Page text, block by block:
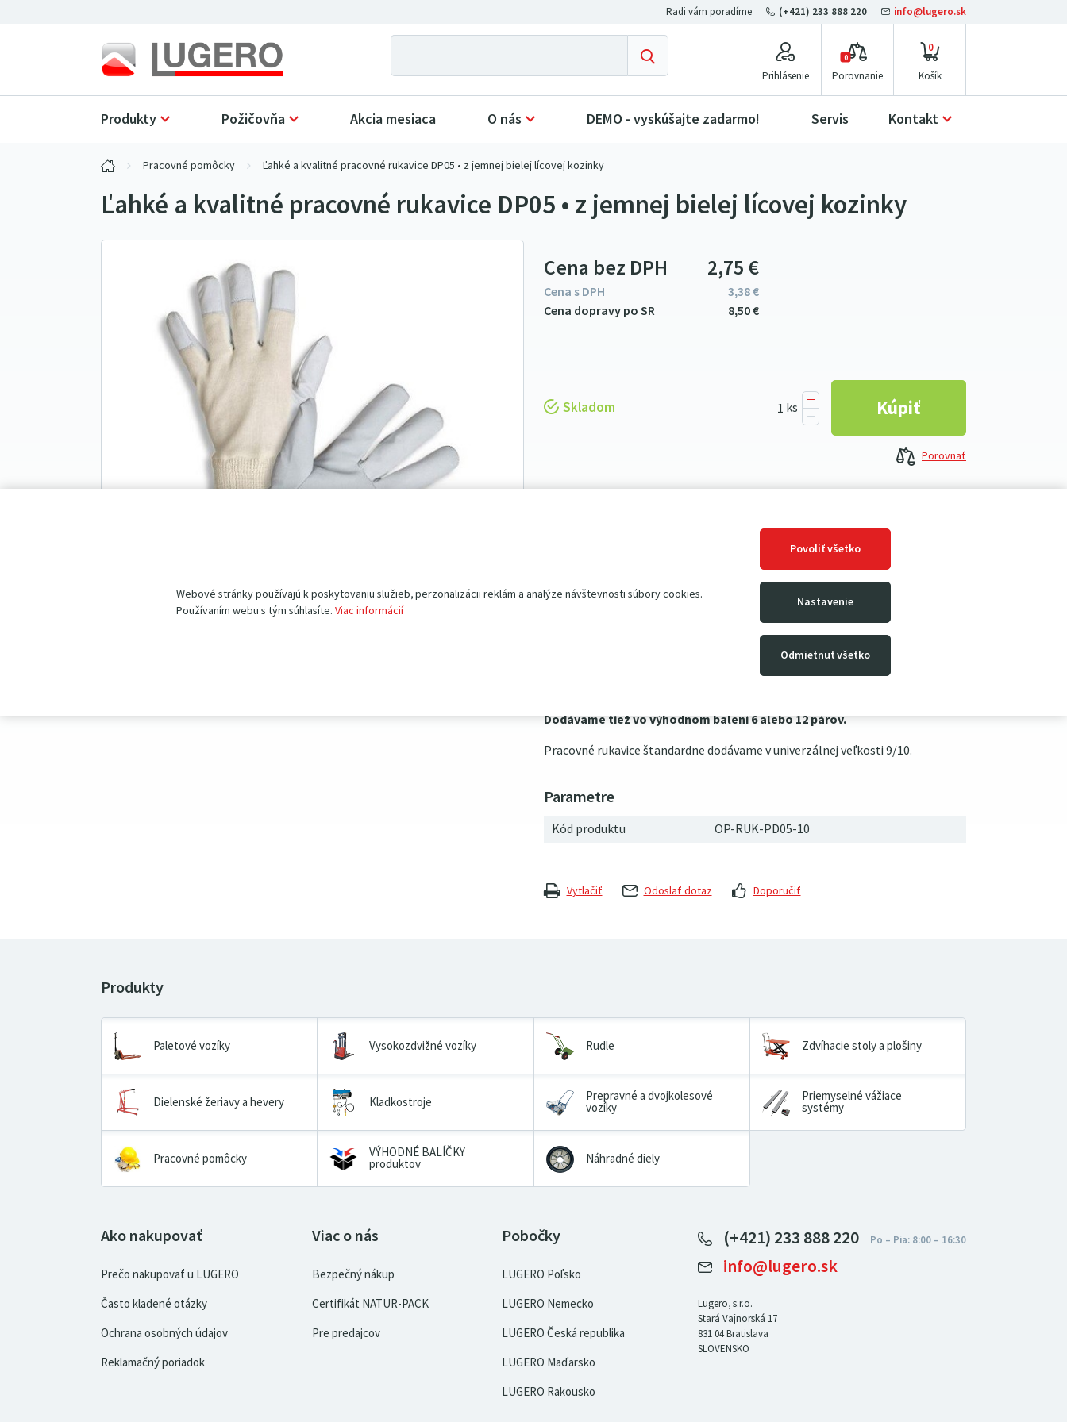
Webové stránky používajú k poskytovaniu služieb, perzonalizácii reklám a analýze návštevnosti súbory cookies.
Používaním webu s tým súhlasíte. Viac informácií
Povoliť všetko
Nastavenie
Odmietnuť všetko
Prihlásenie Porovnanie
0
0
Kontakt
Produkty Požičovňa Akcia mesiaca O nás DEMO - vyskúšajte zadarmo! Servis
(+421) 233 888 220 info@lugero.sk
Pracovné pomôcky Ľahké a kvalitné pracovné rukavice DP05 • z jemnej bielej lícovej kozinky
Ľahké a kvalitné pracovné rukavice DP05 • z jemnej bielej lícovej kozinky
predmetmi v skladoch, dielňach, prácu na záhrade, atp.
Odolnosť proti trhaniu =1(od 0 do 4)
(od 0 do 4)
Rukavice slúžia pre práce, kde hrozia mechanické riziká (odretie, porezanie...).
Dodávame tiež vo výhodnom balení 6 alebo 12 párov.
Pracovné rukavice štandardne dodávame v univerzálnej veľkosti 9/10.
Kód produktu OP-RUK-PD05-10
Skladom
Cena bez DPH 2 75 €
Cena s DPH 3 38€
850€
Porovnať
Vytlačiť Odoslať dotaz Doporučiť
Paletové vozíky Vysokozdvižné vozíky Rudle Zdvíhacie stoly a plošiny
Dielenské žeriavy a hevery Kladkostroje Prepravné a dvojkolesové
vozíky
Priemyselné vážiace
systémy
Pracovné pomôcky VÝHODNÉ BALÍČKY
produktov Náhradné diely
Ako nakupovať
Prečo nakupovať u LUGERO
Často kladené otázky
Ochrana osobných údajov
Reklamačný poriadok
Viac o nás
Bezpečný nákup
Certifikát NATUR-PACK
Pre predajcov
Pobočky
LUGERO Poľsko
LUGERO Nemecko
LUGERO Česká republika
LUGERO Maďarsko
LUGERO Rakousko
(+421) 233 888 220
info@lugero.sk
Lugero, s.r.o.
Stará Vajnorská 17
831 04Bratislava
SLOVENSKO